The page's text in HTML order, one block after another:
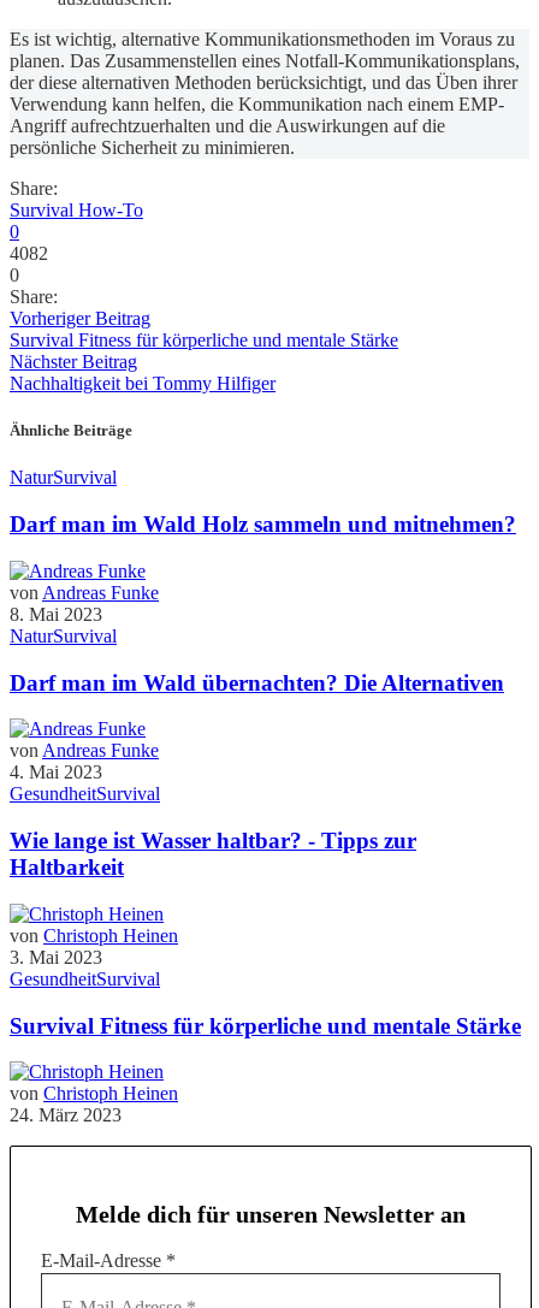
Es ist wichtig, alternative Kommunikationsmethoden im Voraus zu
planen. Das Zusammenstellen eines Notfall-Kommunikationsplans,
der diese alternativen Methoden berücksichtigt, und das Üben ihrer
Verwendung kann helfen, die Kommunikation nach einem EMP-
Angriff aufrechtzuerhalten und die Auswirkungen auf die
persönliche Sicherheit zu minimieren.
Share:
Survival How-To
0
4082
0
Share:
Vorheriger Beitrag
Survival Fitness für körperliche und mentale Stärke
Nächster Beitrag
Nachhaltigkeit bei Tommy Hilfiger
Ähnliche Beiträge
NaturSurvival
Darf man im Wald Holz sammeln und mitnehmen?
von Andreas Funke
8. Mai 2023
NaturSurvival
Darf man im Wald übernachten? Die Alternativen
von Andreas Funke
4. Mai 2023
GesundheitSurvival
Wie lange ist Wasser haltbar? - Tipps zur
Haltbarkeit
von Christoph Heinen
3. Mai 2023
GesundheitSurvival
Survival Fitness für körperliche und mentale Stärke
von Christoph Heinen
24. März 2023
Melde dich für unseren Newsletter an
E-Mail-Adresse *